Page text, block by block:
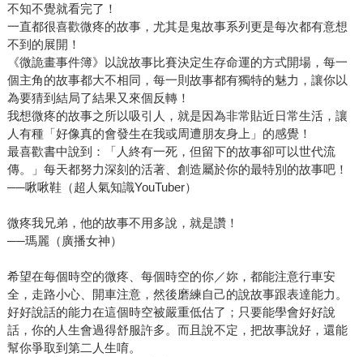
不知不覺就看完了！
一直都很喜歡微疼的故事，尤其是鬼故事系列更是每次都有意想
不到的展開！
《微詭畫事件簿》以說故事比賽決定生存命運的方式開場，每一
個主角的故事都大不相同，每一則故事都有獨特的魅力，讓你以
為要猜到結局了結果又來個反轉！
我想微疼的故事之所以吸引人，就是因為非常貼近日常生活，讓
人有種「好像真的會發生在我或周遭朋友身上」的感覺！
最喜歡書中說到：「人終有一死，但留下的故事卻可以世代流
傳。」每天都努力深刻的活著、創造屬於你的最特別的故事吧！
──啾啾鞋（超人氣知識YouTuber）
微疼我兄弟，他的故事不用多說，就是讚！
──瑪麗（廣播女神）
希望在每個時空的微疼、每個時空的你／妳，都能注意行車安
全，走路小心、開車注意，然後磨練自己的說故事跟表達能力。
好好說話的能力在這個時空被嚴重低估了；只要能學會好好說
話，你的人生會過得舒服許多。而且說不定，把故事說好，還能
幫你爭取到第二人生唷。